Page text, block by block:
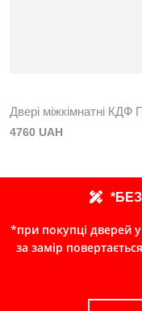
Двері міжкімнатні КДФ
4760 UAH
*при покупці дверей
за замір